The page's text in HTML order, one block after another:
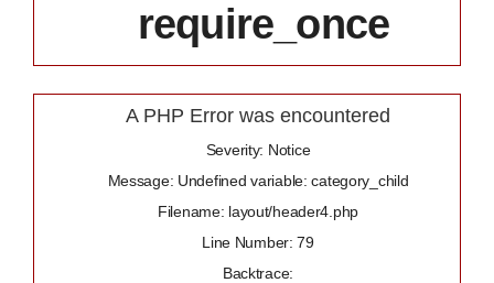
require_once
A PHP Error was encountered
Severity: Notice
Message: Undefined variable: category_child
Filename: layout/header4.php
Line Number: 79
Backtrace: